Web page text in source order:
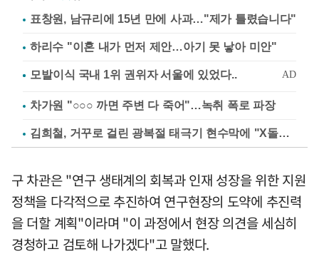
표창원, 남규리에 15년 만에 사과…"제가 틀렸습니다"
하리수 "이혼 내가 먼저 제안…아기 못 낳아 미안"
차가원 "○○○ 까면 주변 다 죽어"…녹취 폭로 파장
김희철, 거꾸로 걸린 광복절 태극기 현수막에 "X돌았네"
구 차관은 "연구 생태계의 회복과 인재 성장을 위한 지원
정책을 다각적으로 추진하여 연구현장의 도약에 추진력
을 더할 계획"이라며 "이 과정에서 현장 의견을 세심히
경청하고 검토해 나가겠다"고 말했다.